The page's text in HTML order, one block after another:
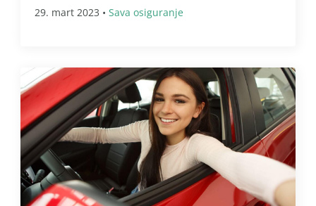
29. mart 2023 • Sava osiguranje